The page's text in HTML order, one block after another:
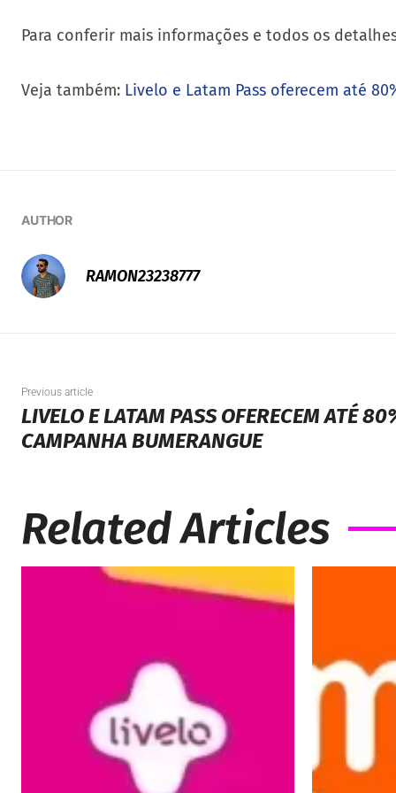
Para conferir mais informações e todos os
Veja também: Livelo e Latam Pass oferecem até
AUTHOR
RAMON23238777
Previous article
LIVELO E LATAM PASS OFERECEM ATÉ
CAMPANHA BUMERANGUE
Related Articles